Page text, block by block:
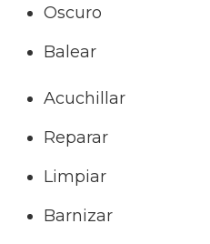
Oscuro
Balear
Acuchillar
Reparar
Limpiar
Barnizar